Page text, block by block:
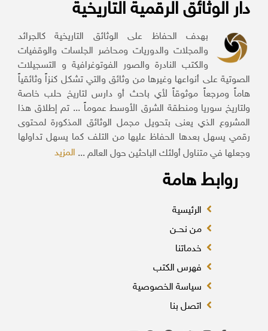
دار الوثائق الرقمية التاريخية
بهدف الحفاظ على الوثائق التاريخية كالجرائد
والمجلات والدوريات ومحاضر الجلسات والوقفيات
والكتب النادرة والصور الفوتوغرافية و التسجيلات
الصوتية على أنواعها وغيرها من وثائق والتي تشكل كنزاً وثائقياً
هاماً ومرجعاً موثوقاً لأي باحث أو دارس لتاريخ حلب خاصة
ولتاريخ سوريا ومنطقة الشرق الأوسط عموماً ... تم إطلاق هذا
المشروع الذي يعنى بتحويل مجمل الوثائق المذكورة لمحتوى
رقمي يسهل بعدها الحفاظ عليها من التلف كما يسهل تداولها
وجعلها في متناول أولئك الباحثين حول العالم ...المزيد
روابط هامة
الرئيسية
من نحــن
خدماتنا
فهرس الكتب
سياسة الخصوصية
اتصل بنا